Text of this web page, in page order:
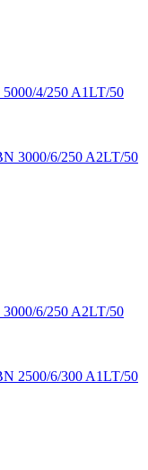
4/250 A1LT/50
6/250 A2LT/50